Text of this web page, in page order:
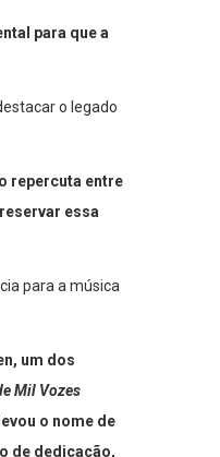
para que a
o legado
repercuta entre
essa
para a música
um dos
Mil Vozes
o nome de
de dedicação,